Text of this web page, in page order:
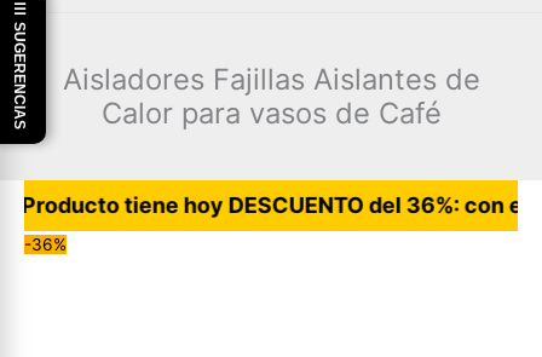
Aisladores Fajillas Aislantes de
Calor para vasos de Café
tiene hoy DESCUENTO del 36%: con envío
-36%
☰ SUGERENCIAS